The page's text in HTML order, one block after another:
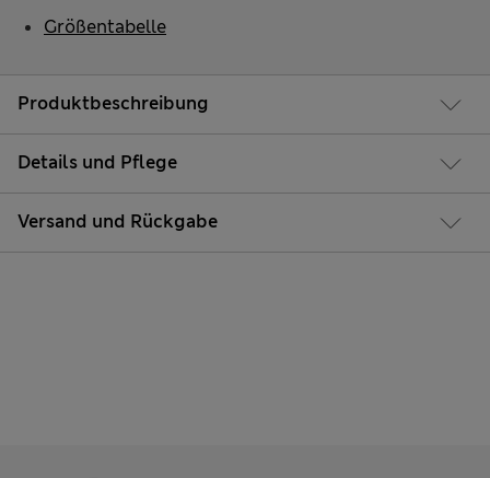
Produktbeschreibung
Details und Pflege
Versand und Rückgabe
Größentabelle